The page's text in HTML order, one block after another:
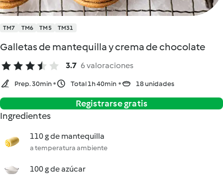
TM7 TM6 TM5 TM31
Galletas de mantequilla y crema de chocolate
3.7 6 valoraciones
Prep. 30min Total 1h 40min 18 unidades
Registrarse gratis
Ingredientes
110 g de mantequilla
a temperatura ambiente
100 g de azúcar